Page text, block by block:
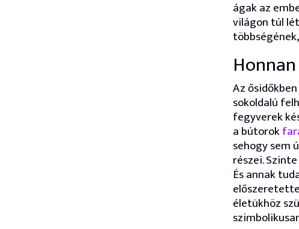
ágak az
világon túl
Az
sokoldalú
fegyverek
a bútorok
sehogy sem
részei.
És annak
életükhöz